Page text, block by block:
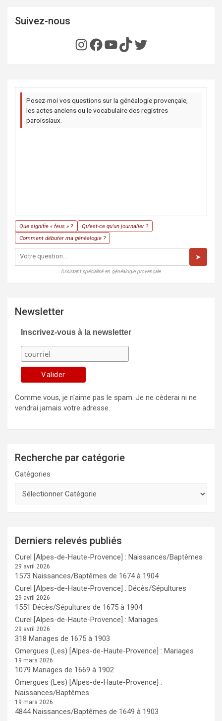
Suivez-nous
Instagram
Facebook
YouTube
TikTok
Twitter
Posez-moi vos questions sur la généalogie provençale,
les actes anciens ou le vocabulaire des registres
paroissiaux.
Que signifie « feus » ?
Qu'est-ce qu'un journalier ?
Comment débuter ma généalogie ?
➤
Assistant spécialisé en généalogie provençale
Newsletter
Inscrivez-vous à la newsletter
Comme vous, je n'aime pas le spam. Je ne cèderai ni ne
vendrai jamais votre adresse.
Recherche par catégorie
Catégories
Derniers relevés publiés
Curel [Alpes-de-Haute-Provence] : Naissances/Baptêmes
29 avril 2026
1573 Naissances/Baptêmes de 1674 à 1904
Curel [Alpes-de-Haute-Provence] : Décès/Sépultures
29 avril 2026
1551 Décès/Sépultures de 1675 à 1904
Curel [Alpes-de-Haute-Provence] : Mariages
29 avril 2026
318 Mariages de 1675 à 1903
Omergues (Les) [Alpes-de-Haute-Provence] : Mariages
19 mars 2026
1079 Mariages de 1669 à 1902
Omergues (Les) [Alpes-de-Haute-Provence] :
Naissances/Baptêmes
19 mars 2026
4844 Naissances/Baptêmes de 1649 à 1903